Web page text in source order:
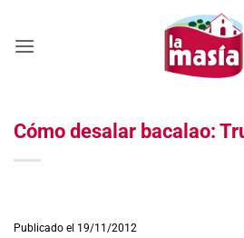
contenido
Cómo desalar bacalao:
Publicado el 19/11/2012